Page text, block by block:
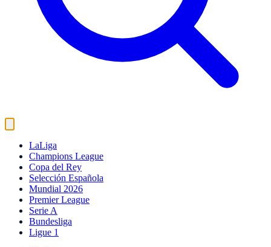
LaLiga
Champions League
Copa del Rey
Selección Española
Mundial 2026
Premier League
Serie A
Bundesliga
Ligue 1